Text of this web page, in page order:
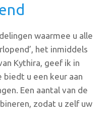
waarmee u alle
het inmiddels
Kythira, geef ik in
u een keur aan
Een aantal van de
zodat u zelf uw